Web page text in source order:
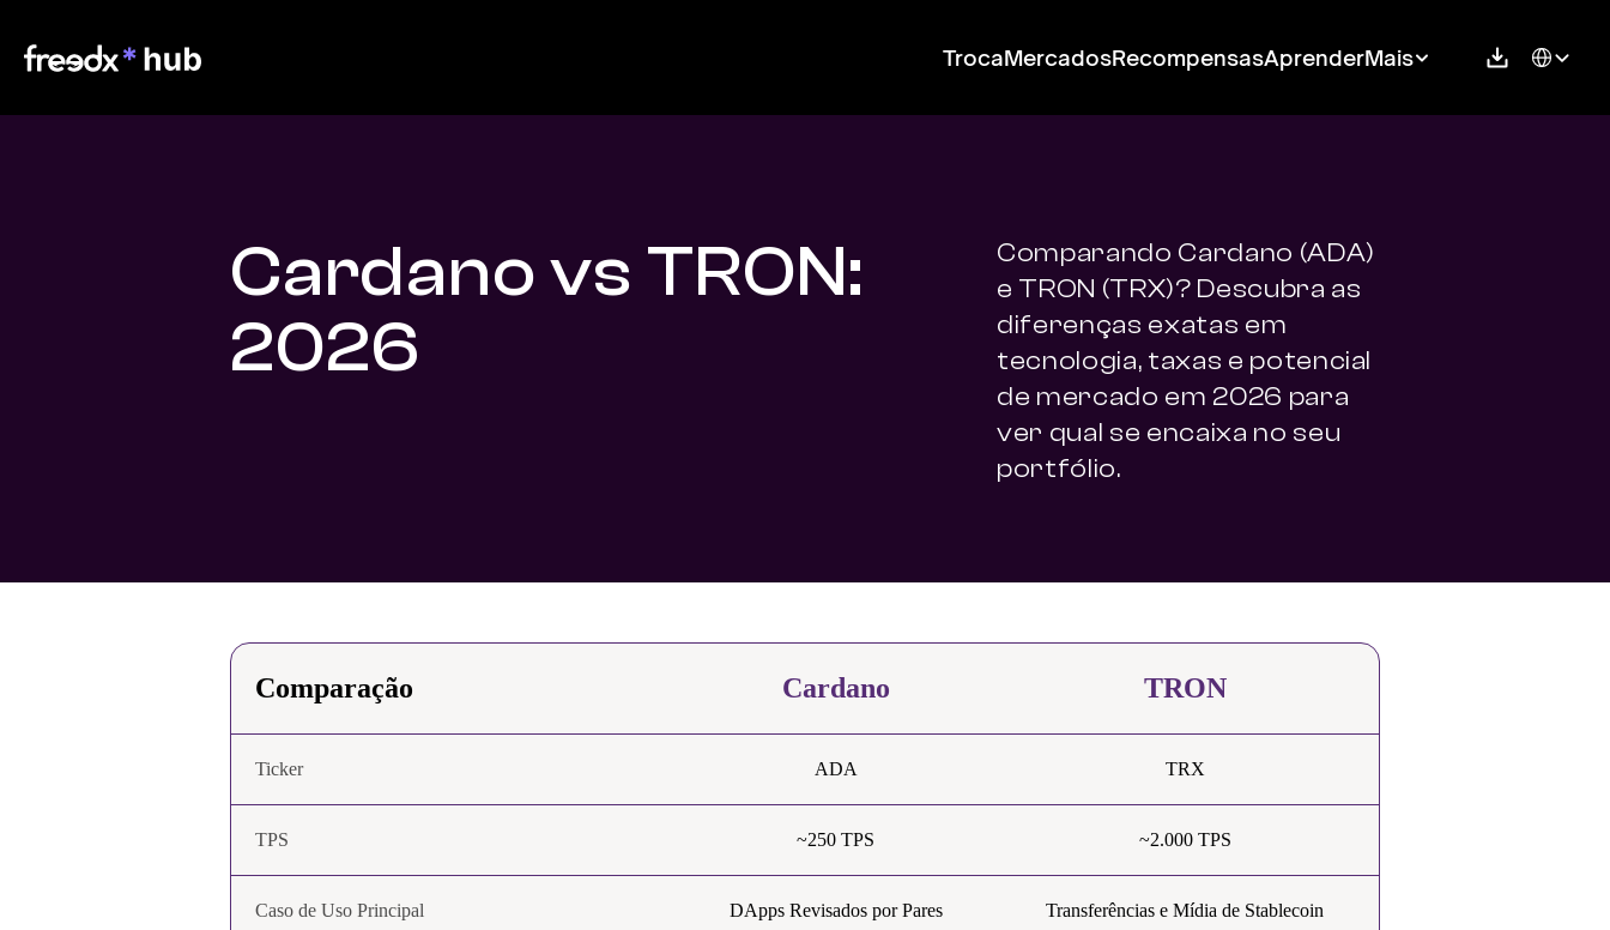
TrocaMercadosRecompensasAprenderMais Select
Cardano vs TRON:
2026
Comparando Cardano (ADA)
e TRON (TRX)? Descubra as
diferenças exatas em
tecnologia, taxas e potencial
de mercado em 2026 para
ver qual se encaixa no seu
portfólio.
Comparação Cardano TRON
Ticker ADA TRX
TPS ~250 TPS ~2.000 TPS
Caso de Uso Principal DApps Revisados por Pares Transferências e Mídia de Stablecoin